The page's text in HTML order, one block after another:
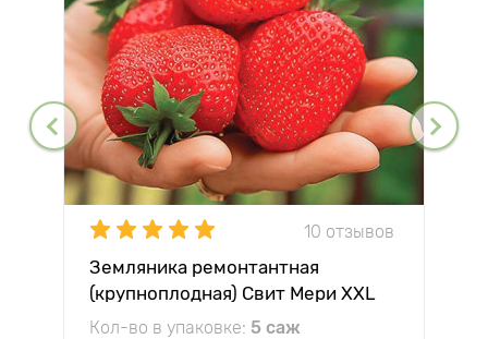
10 отзывов
Земляника ремонтантная
(крупноплодная) Свит Мери XXL
Кол-во в упаковке: 5 саж